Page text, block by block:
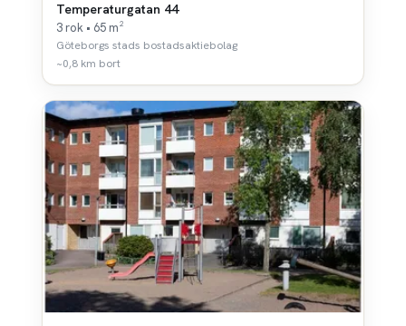
Temperaturgatan 44
3 rok • 65 m²
Göteborgs stads bostadsaktiebolag
~0,8 km bort